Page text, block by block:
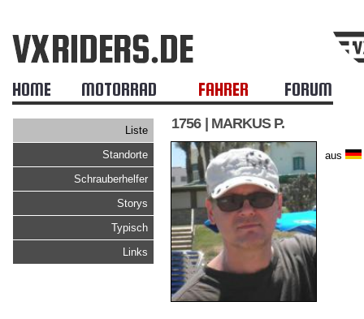
HOME MOTORRAD FAHRER FORUM
Liste
Standorte
Schrauberhelfer
Storys
Typisch
Links
1756 | MARKUS P.
aus